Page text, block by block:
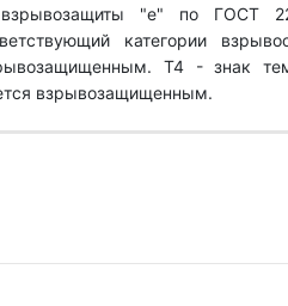
"е" по ГОСТ
категории
Т4 - знак
взрывозащищенным.